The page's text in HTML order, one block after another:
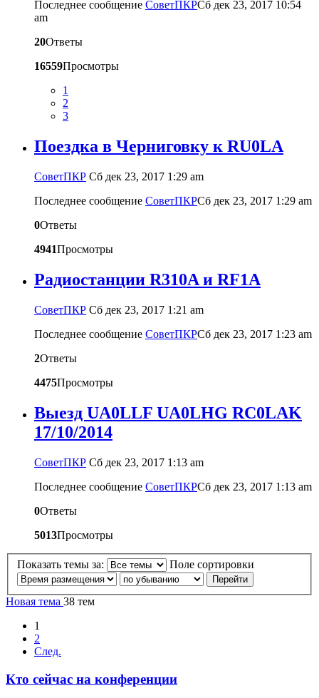
Последнее сообщение CоветПКРСб дек 23, 2017 10:54
am
20Ответы
16559Просмотры
1
2
3
Поездка в Черниговку к RU0LA
CоветПКР Сб дек 23, 2017 1:29 am
Последнее сообщение CоветПКРСб дек 23, 2017 1:29 am
0Ответы
4941Просмотры
Радиостанции R310A и RF1A
CоветПКР Сб дек 23, 2017 1:21 am
Последнее сообщение CоветПКРСб дек 23, 2017 1:23 am
2Ответы
4475Просмотры
Выезд UA0LLF UA0LHG RC0LAK
17/10/2014
CоветПКР Сб дек 23, 2017 1:13 am
Последнее сообщение CоветПКРСб дек 23, 2017 1:13 am
0Ответы
5013Просмотры
Показать темы за: Поле сортировки
Новая тема 38 тем
1
2
След.
Кто сейчас на конференции